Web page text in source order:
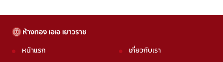
หน้าแรก
เกี่ยวกับเรา